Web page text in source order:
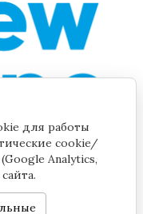
для работы
cookie/
Analytics,